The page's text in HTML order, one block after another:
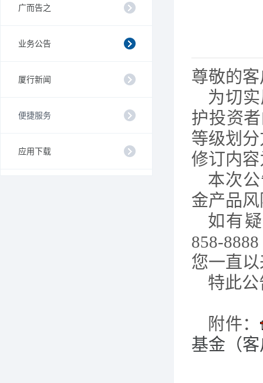
广而告之
业务公告
厦行新闻
便捷服务
应用下载
尊敬的
为切
护投资
等级划
修订内
本次
金产品
如有
858-
您一直
特此
附件：
基金（